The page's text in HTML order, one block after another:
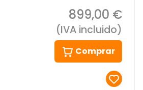
899,00 €
(IVA incluido)
Comprar